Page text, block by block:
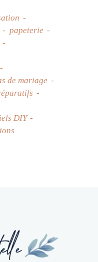
papeterie
de mariage
DIY